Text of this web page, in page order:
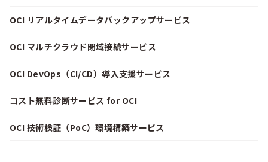
OCI リアルタイムデータバックアップサービス
OCI マルチクラウド閉域接続サービス
OCI DevOps（CI/CD）導入支援サービス
コスト無料診断サービス for OCI
OCI 技術検証（PoC）環境構築サービス